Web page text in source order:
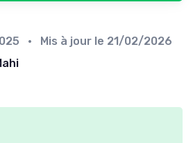
• Mis à jour le 21/02/2026